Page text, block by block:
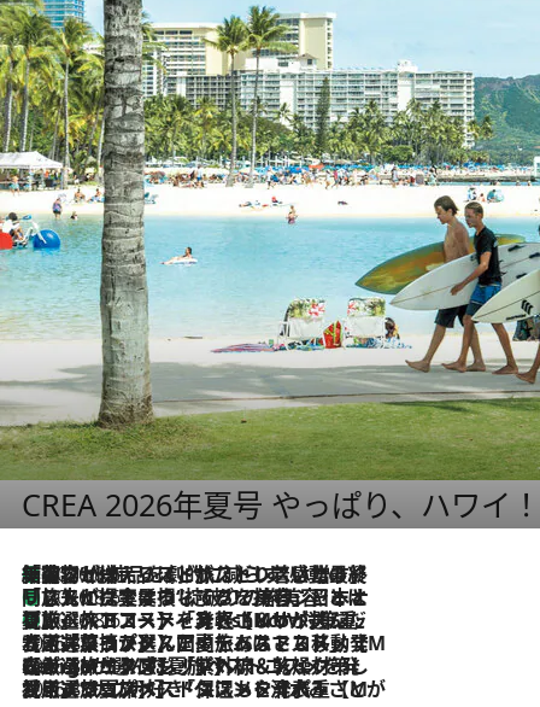
CREA 2026年夏号 やっぱり、ハワイ
2026.8.6
「荷物が増えるほど旅ストレスは増す」美容ジャーナリストがたどり着いた最終結論。“化粧品を劇的に減らす”感動の凝縮美容とは
2026.8.6
「旅先には金髪ウィッグを持参」日本と同じメイクでは損してる!? 美容ジャーナリストが提案する“掟破りの旅美容”とは
2026.8.6
【厳選旅コスメ】「身軽さ＆UV対策重視！」ヘアアーティストshucoが選んだ夏旅ベストコスメを発表【Mサイズジップ】
2026.8.5
【厳選旅コスメ】国内をあちこち移動する河井菜摘が選んだ夏旅ベストコスメ発表！「リラックスアイテムはマスト」【Mサイズジップ】
2026.8.4
【厳選旅コスメ】「紫外線＆乾燥対策しながらメイク感も！」ヘア＆メイクGeorgeが選んだ夏旅ベストコスメを発表！【Mサイズジップ】
2026.8.3
【厳選旅コスメ】「保湿もタイパ重視！」“サウナ好き”タレント清水みさとが愛用する夏旅ベストコスメを発表！【Mサイズジップ】